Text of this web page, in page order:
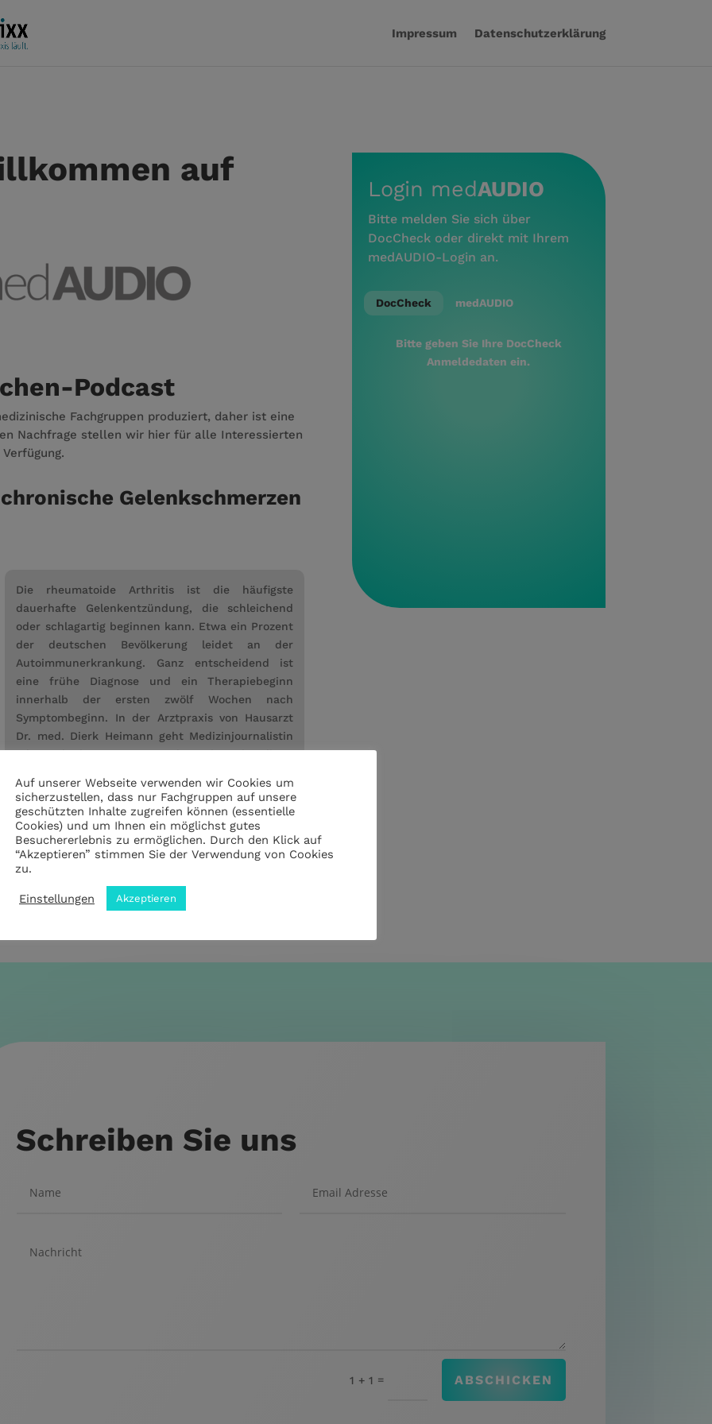
Impressum Datenschutzerklärung
auf
Podcast
Fachgruppen produziert, daher ist eine
Nachfrage stellen wir hier für alle Interessierten
Gelenkschmerzen
Die rheumatoide Arthritis ist die häufigste
dauerhafte Gelenkentzündung, die schleichend
oder schlagartig beginnen kann. Etwa ein Prozent
der deutschen Bevölkerung leidet an der
Autoimmunerkrankung. Ganz entscheidend ist
eine frühe Diagnose und ein Therapiebeginn
innerhalb der ersten zwölf Wochen nach
Symptombeginn. In der Arztpraxis von Hausarzt
Dr. med. Dierk Heimann geht Medizinjournalistin
Inka Lude Ihren Fragen rund um die Behandlung
reinhören!
Beiträge
Login medAUDIO
Bitte melden Sie sich über
DocCheck oder direkt mit Ihrem
medAUDIO-Login an.
DocCheck medAUDIO
Bitte geben Sie Ihre DocCheck
Anmeldedaten ein.
Schreiben Sie uns
1 + 1 = ABSCHICKEN
Auf unserer Webseite verwenden wir Cookies um
sicherzustellen, dass nur Fachgruppen auf unsere
geschützten Inhalte zugreifen können (essentielle
Cookies) und um Ihnen ein möglichst gutes
Besuchererlebnis zu ermöglichen. Durch den Klick auf
“Akzeptieren” stimmen Sie der Verwendung von Cookies
zu.
Einstellungen Akzeptieren